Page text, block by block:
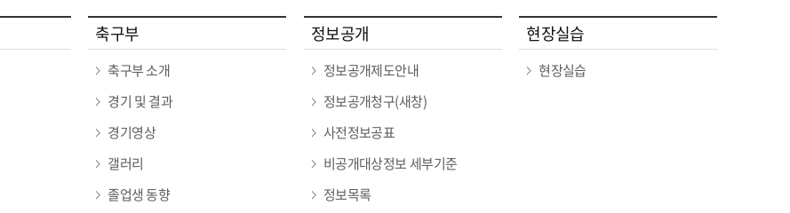
축구부
축구부 소개
경기 및 결과
경기영상
갤러리
졸업생 동향
정보공개
정보공개제도안내
정보공개청구(새창)
사전정보공표
비공개대상정보 세부기준
정보목록
현장실습
현장실습